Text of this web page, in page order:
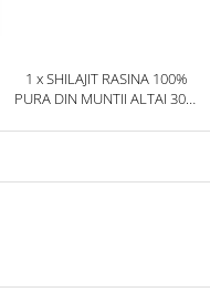
1 x SHILAJIT RASINA 100%
PURA DIN MUNTII ALTAI 30G.